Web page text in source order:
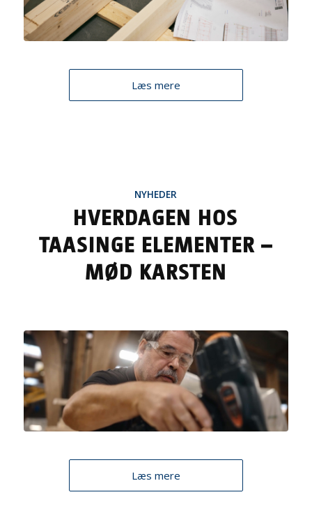
Læs mere
NYHEDER
HVERDAGEN HOS
TAASINGE ELEMENTER –
MØD KARSTEN
Læs mere